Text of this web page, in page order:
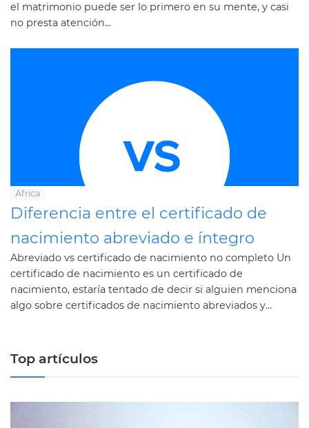
el matrimonio puede ser lo primero en su mente, y casi
no presta atención...
África
Diferencia entre el certificado de
nacimiento abreviado e íntegro
Abreviado vs certificado de nacimiento no completo Un
certificado de nacimiento es un certificado de
nacimiento, estaría tentado de decir si alguien menciona
algo sobre certificados de nacimiento abreviados y...
Top artículos